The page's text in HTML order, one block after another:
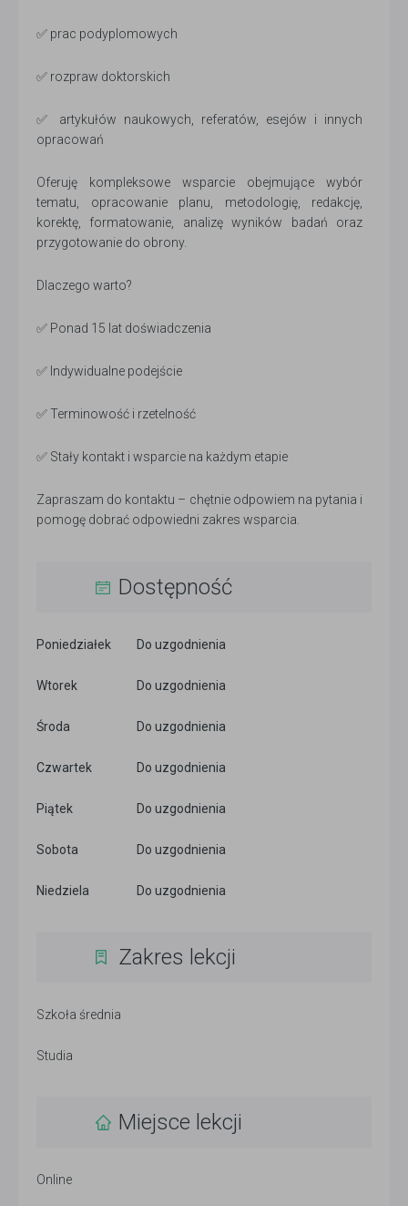
✅ prac podyplomowych
✅ rozpraw doktorskich
✅ artykułów naukowych, referatów, esejów i innych
opracowań
Oferuję kompleksowe wsparcie obejmujące wybór
tematu, opracowanie planu, metodologię, redakcję,
korektę, formatowanie, analizę wyników badań oraz
przygotowanie do obrony.
Dlaczego warto?
✅ Ponad 15 lat doświadczenia
✅ Indywidualne podejście
✅ Terminowość i rzetelność
✅ Stały kontakt i wsparcie na każdym etapie
Zapraszam do kontaktu – chętnie odpowiem na pytania i
pomogę dobrać odpowiedni zakres wsparcia.
Dostępność
Poniedziałek Do uzgodnienia
Wtorek Do uzgodnienia
Środa Do uzgodnienia
Czwartek Do uzgodnienia
Piątek Do uzgodnienia
Sobota Do uzgodnienia
Niedziela Do uzgodnienia
Zakres lekcji
Szkoła średnia
Studia
Miejsce lekcji
Online